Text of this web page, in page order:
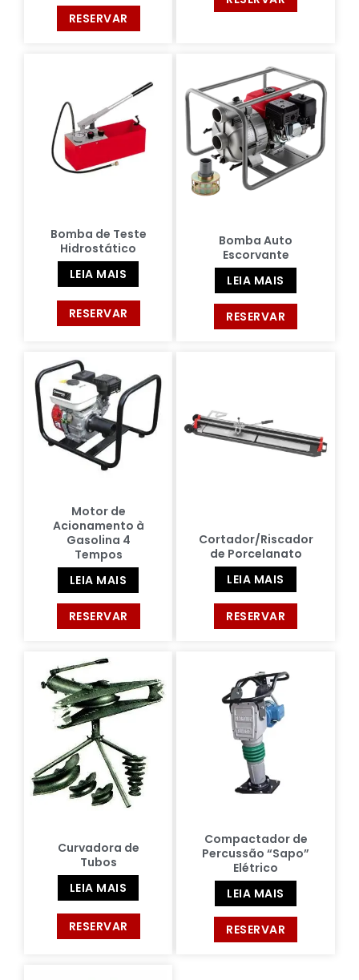
RESERVAR
Bomba de Teste
Hidrostático
LEIA MAIS
RESERVAR
Bomba Auto
Escorvante
LEIA MAIS
RESERVAR
Motor de
Acionamento à
Gasolina 4
Tempos
LEIA MAIS
RESERVAR
Cortador/Riscador
de Porcelanato
LEIA MAIS
RESERVAR
Curvadora de
Tubos
LEIA MAIS
RESERVAR
Compactador de
Percussão “Sapo”
Elétrico
LEIA MAIS
RESERVAR